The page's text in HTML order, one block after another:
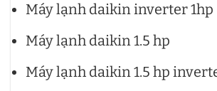
Máy lạnh daikin inverter 1hp
Máy lạnh daikin 1.5 hp
Máy lạnh daikin 1.5 hp